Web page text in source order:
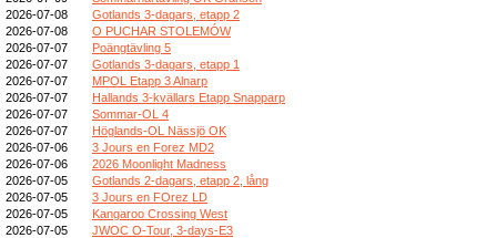
2026-07-08
Gotlands 3-dagars, etapp 2
2026-07-08
O PUCHAR STOLEMÓW
2026-07-07
Poängtävling 5
2026-07-07
Gotlands 3-dagars, etapp 1
2026-07-07
MPOL Etapp 3 Alnarp
2026-07-07
Hallands 3-kvällars Etapp Snapparp
2026-07-07
Sommar-OL 4
2026-07-07
Höglands-OL Nässjö OK
2026-07-06
3 Jours en Forez MD2
2026-07-06
2026 Moonlight Madness
2026-07-05
Gotlands 2-dagars, etapp 2, lång
2026-07-05
3 Jours en FOrez LD
2026-07-05
Kangaroo Crossing West
2026-07-05
JWOC O-Tour, 3-days-E3